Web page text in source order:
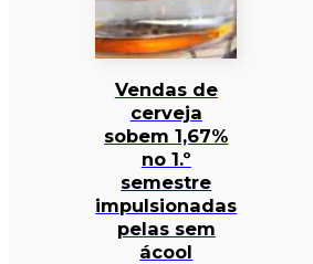
Vendas de
cerveja
sobem 1,67%
no 1.º
semestre
impulsionadas
pelas sem
ácool